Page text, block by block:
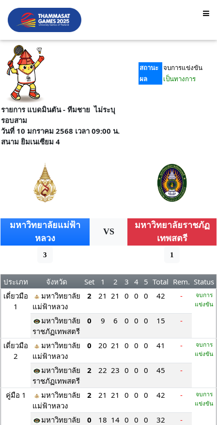
สถานะ
จบการแข่งขัน
ผล
เป็นทางการ
รายการ แบดมินตัน - ทีมชาย ไม่ระบุ
รอบสาม
วันที่ 10 มกราคม 2568 เวลา 09:00 น.
สนาม ยิมเนเซียม 4
มหาวิทยาลัยแม่ฟ้า
หลวง
VS
มหาวิทยาลัยราชภัฏ
เทพสตรี
3 1
ประเภท จังหวัด Set 1 2 3 4 5 Total Rem. Status
เดี่ยวมือ
1
มหาวิทยาลัย
แม่ฟ้าหลวง
2 21 21 0 0 0 42 -
จบการ
แข่งขัน
มหาวิทยาลัย
ราชภัฏเทพสตรี
0 9 6 0 0 0 15 -
เดี่ยวมือ
2
มหาวิทยาลัย
แม่ฟ้าหลวง
0 20 21 0 0 0 41 -
จบการ
แข่งขัน
มหาวิทยาลัย
ราชภัฏเทพสตรี
2 22 23 0 0 0 45 -
คู่มือ 1
มหาวิทยาลัย
แม่ฟ้าหลวง
2 21 21 0 0 0 42 -
จบการ
แข่งขัน
มหาวิทยาลัย
0 18 14 0 0 0 32 -